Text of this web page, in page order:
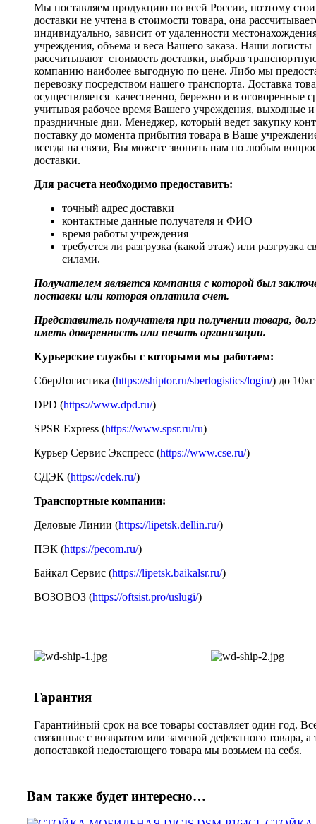
Мы поставляем продукцию по всей России, поэтому
доставки не учтена в стоимости товара, она
индивидуально, зависит от удаленности
учреждения, объема и веса Вашего заказа. Наши логисты
рассчитывают стоимость доставки, выбрав
компанию наиболее выгодную по цене. Либо мы
перевозку посредством нашего транспорта. Доставка
осуществляется качественно, бережно и в оговоренные
учитывая рабочее время Вашего учреждения, выходные и
праздничные дни. Менеджер, который ведет закупку
поставку до момента прибытия товара в Ваше
всегда на связи, Вы можете звонить нам по любым
доставки.
Для расчета необходимо предоставить:
точный адрес доставки
контактные данные получателя и ФИО
время работы учреждения
требуется ли разгрузка (какой этаж) или разгрузка
силами.
Получателем является компания с которой был
поставки или которая оплатила счет.
Представитель получателя при получении товара,
иметь доверенность или печать организации.
Курьерские службы с которыми мы работаем:
СберЛогистика (https://shiptor.ru/sberlogistics/login/) до 10кг
DPD (https://www.dpd.ru/)
SPSR Express (https://www.spsr.ru/ru)
Курьер Сервис Экспресс (https://www.cse.ru/)
СДЭК (https://cdek.ru/)
Транспортные компании:
Деловые Линии (https://lipetsk.dellin.ru/)
ПЭК (https://pecom.ru/)
Байкал Сервис (https://lipetsk.baikalsr.ru/)
ВОЗОВОЗ (https://oftsist.pro/uslugi/)
Гарантия
Гарантийный срок на все товары составляет один год.
связанные с возвратом или заменой дефектного товара, а
допоставкой недостающего товара мы возьмем на себя.
Вам также будет интересно…